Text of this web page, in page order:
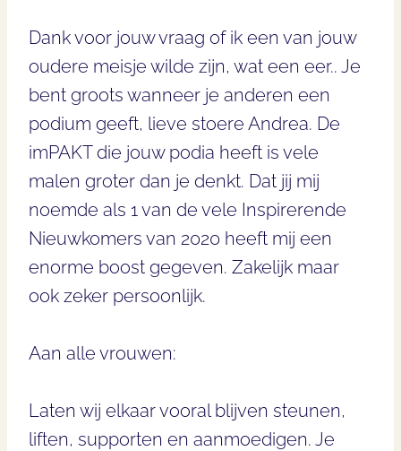
Dank voor jouw vraag of ik een van jouw
oudere meisje wilde zijn, wat een eer.. Je
bent groots wanneer je anderen een
podium geeft, lieve stoere Andrea. De
imPAKT die jouw podia heeft is vele
malen groter dan je denkt. Dat jij mij
noemde als 1 van de vele Inspirerende
Nieuwkomers van 2020 heeft mij een
enorme boost gegeven. Zakelijk maar
ook zeker persoonlijk.
Aan alle vrouwen:
Laten wij elkaar vooral blijven steunen,
liften, supporten en aanmoedigen. Je